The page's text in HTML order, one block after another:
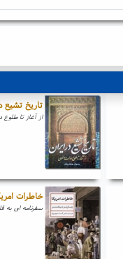
تاریخ تشیع
از آغاز تا
خاطرات
سفرنامه ای به